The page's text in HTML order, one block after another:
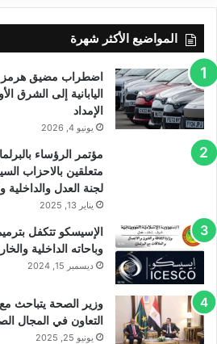
المواضيع الأكثر شهرة
اضطراب مضيق هرمز
اليابانية إلى
الإمداد
يونيو 4, 2026
مؤتمر الرؤساء
متعلقين بالاحزاب
لجنة العدل والداخلية
يناير 13, 2025
الإسيسكو تتكفل
وباحاته الداخلية
ديسمبر 15, 2024
وزير الصحة يتباحث
التعاون في المجال
يونيو 25, 2025